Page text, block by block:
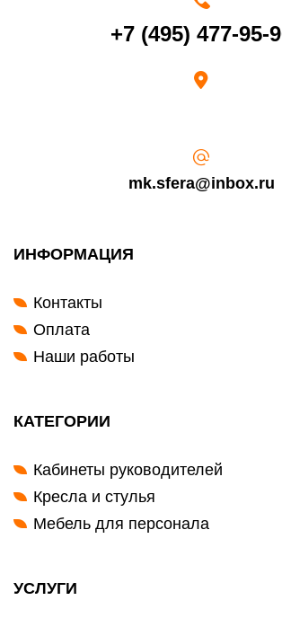
счет в течение 5-30 рабочих дней (срок зависит
выдал Вашу банковскую карту).+7 (495) 477-95-
mk.sfera@inbox.ru
ИНФОРМАЦИЯ
Контакты
Оплата
Наши работы
КАТЕГОРИИ
Кабинеты руководителей
Кресла и стулья
Мебель для персонала
УСЛУГИ